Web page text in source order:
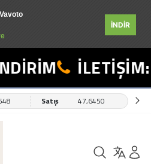
İNDİR
İLETİŞİM:
Satış 47,6450